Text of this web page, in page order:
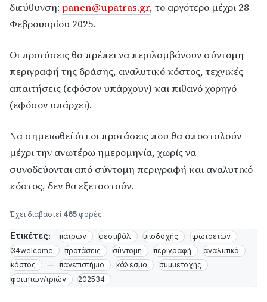
διεύθυνση: panen@upatras.gr, το αργότερο μέχρι 28
Φεβρουαρίου 2025.
Οι προτάσεις θα πρέπει να περιλαμβάνουν σύντομη
περιγραφή της δράσης, αναλυτικό κόστος, τεχνικές
απαιτήσεις (εφόσον υπάρχουν) και πιθανό χορηγό
(εφόσον υπάρχει).
Να σημειωθεί ότι οι προτάσεις που θα αποσταλούν
μέχρι την ανωτέρω ημερομηνία, χωρίς να
συνοδεύονται από σύντομη περιγραφή και αναλυτικό
κόστος, δεν θα εξεταστούν.
Έχει διαβαστεί 465 φορές
Ετικέτες: πατρών φεστιβάλ υποδοχής
πρωτοετών
34welcome
προτάσεις σύντομη περιγραφή
αναλυτικό
κόστος
πανεπιστήμιο κάλεσμα
συμμετοχής
φοιτητών/τριών
202534